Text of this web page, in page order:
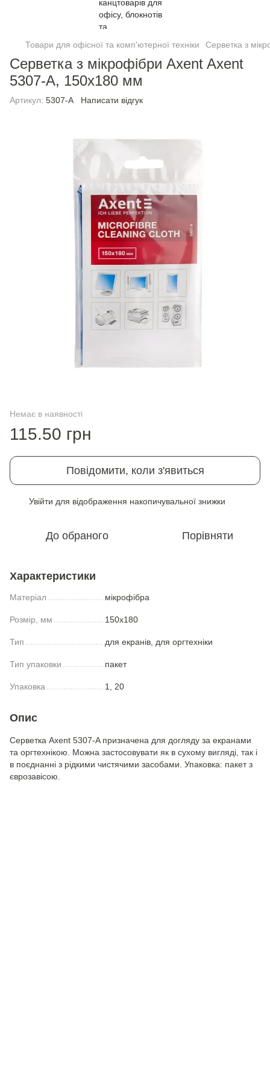
Товари для офісної та комп'ютерної техніки Серветка з
Серветка з мікрофібри Axent Axent
5307-A, 150х180 мм
Артикул: 5307-A Написати відгук
Немає в наявності
115.50 грн
Повідомити, коли з'явиться
Увійти для відображення накопичувальної знижки
До обраного Порівняти
Характеристики
Матеріал мікрофібра
Розмір, мм 150x180
Тип для екранів, для оргтехніки
Тип упаковки пакет
Упаковка 1, 20
Опис
Серветка Axent 5307-A призначена для догляду за екранами
та оргтехнікою. Можна застосовувати як в сухому вигляді, так і
в поєднанні з рідкими чистячими засобами. Упаковка: пакет з
єврозавісою.